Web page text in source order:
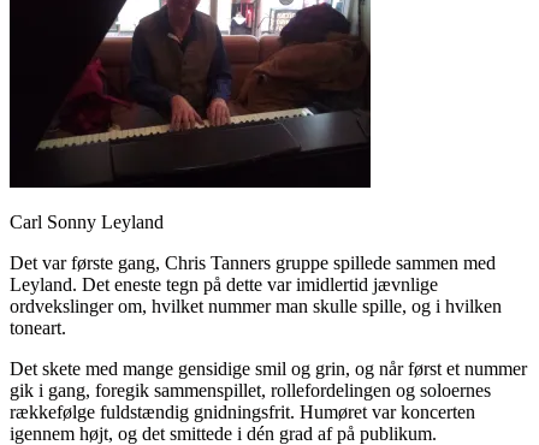
Carl Sonny Leyland
Det var første gang, Chris Tanners gruppe spillede sammen med
Leyland. Det eneste tegn på dette var imidlertid jævnlige
ordvekslinger om, hvilket nummer man skulle spille, og i hvilken
toneart.
Det skete med mange gensidige smil og grin, og når først et nummer
gik i gang, foregik sammenspillet, rollefordelingen og soloernes
rækkefølge fuldstændig gnidningsfrit. Humøret var koncerten
igennem højt, og det smittede i dén grad af på publikum.